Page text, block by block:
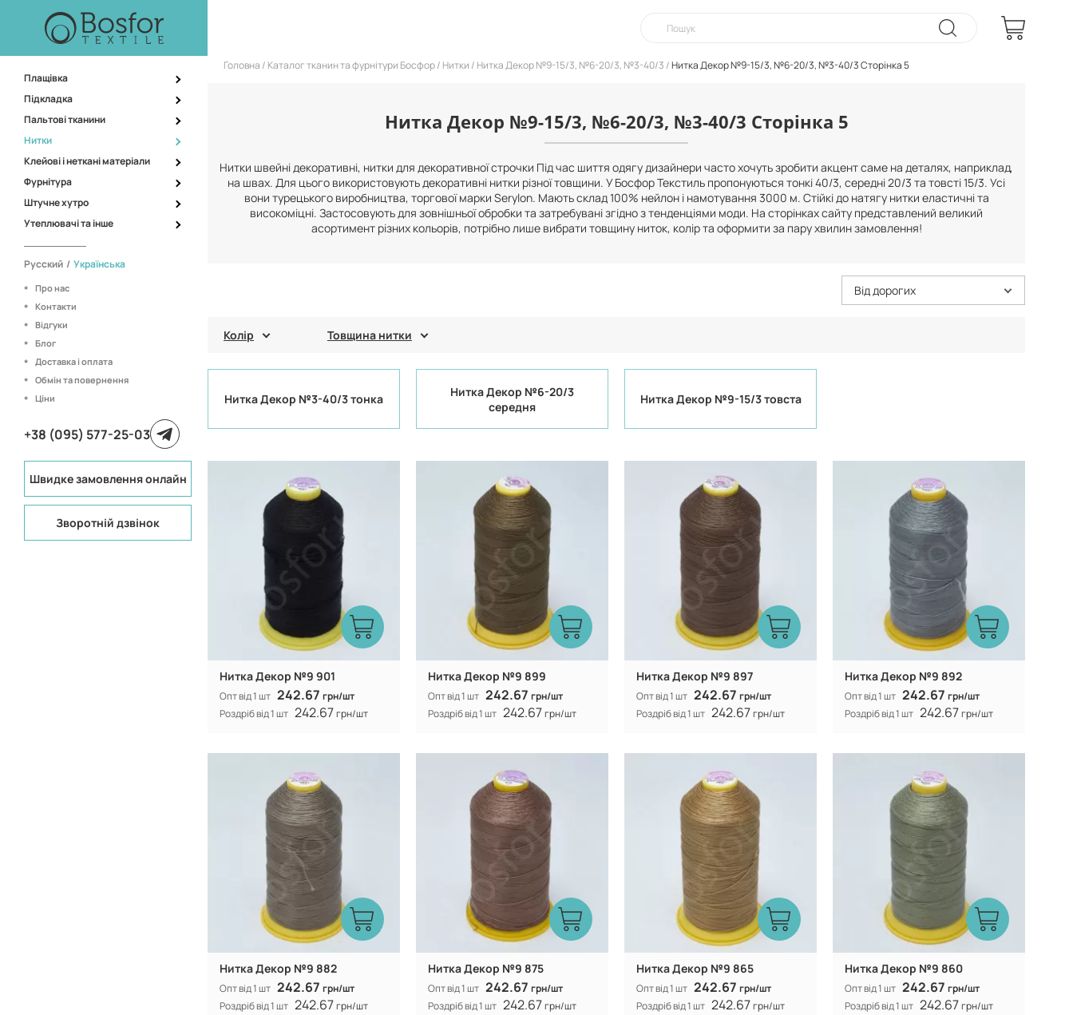
Плащівка
Підкладка
Пальтові тканини
Нитки
Клейові і неткані матеріали
Фурнітура
Штучне хутро
Утеплювачі та інше
Русский / Українська
Про нас
Контакти
Відгуки
Блог
Доставка і оплата
Обмін та повернення
Ціни
+38 (095) 577-25-03
Швидке замовлення онлайн
Зворотній дзвінок
Головна Каталог тканин та фурнітури Босфор Нитки Нитка Декор №9-15/3, №6-20/3, №3-40/3 Нитка Декор №9-15/3, №6-20/3, №3-40/3 Сторінка 5
Нитка Декор №9-15/3, №6-20/3, №3-40/3 Сторінка 5
Нитки швейні декоративні, нитки для декоративної строчки Під час шиття одягу дизайнери часто хочуть зробити акцент саме на деталях, наприклад,
на швах. Для цього використовують декоративні нитки різної товщини. У Босфор Текстиль пропонуються тонкі 40/3, середні 20/3 та товсті 15/3. Усі
вони турецького виробництва, торгової марки Serylon. Мають склад 100% нейлон і намотування 3000 м. Стійкі до натягу нитки еластичні та
високоміцні. Застосовують для зовнішньої обробки та затребувані згідно з тенденціями моди. На сторінках сайту представлений великий
асортимент різних кольорів, потрібно лише вибрати товщину ниток, колір та оформити за пару хвилин замовлення!
Від дорогих
Колір Товщина нитки
Нитка Декор №3-40/3 тонка
Нитка Декор №6-20/3
середня
Нитка Декор №9-15/3 товста
Туреччина
100% CF nylon
Нитка Декор №9 901
Опт від 1 шт 242.67 грн/шт
Роздріб від 1 шт 242.67грн/шт
Туреччина
100% CF nylon
Нитка Декор №9 899
Опт від 1 шт 242.67 грн/шт
Роздріб від 1 шт 242.67грн/шт
Туреччина
100% CF nylon
Нитка Декор №9 897
Опт від 1 шт 242.67 грн/шт
Роздріб від 1 шт 242.67грн/шт
Туреччина
100% CF nylon
Нитка Декор №9 892
Опт від 1 шт 242.67 грн/шт
Роздріб від 1 шт 242.67грн/шт
Туреччина
100% CF nylon
Нитка Декор №9 882
Опт від 1 шт 242.67 грн/шт
Роздріб від 1 шт 242.67грн/шт
Туреччина
100% CF nylon
Нитка Декор №9 875
Опт від 1 шт 242.67 грн/шт
Роздріб від 1 шт 242.67грн/шт
Туреччина
100% CF nylon
Нитка Декор №9 865
Опт від 1 шт 242.67 грн/шт
Роздріб від 1 шт 242.67грн/шт
Туреччина
100% CF nylon
Нитка Декор №9 860
Опт від 1 шт 242.67 грн/шт
Роздріб від 1 шт 242.67грн/шт